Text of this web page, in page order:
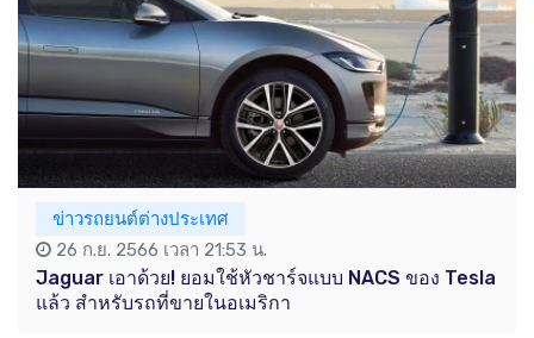
ข่าวรถยนต์ต่างประเทศ
26 ก.ย. 2566 เวลา 21:53 น.
Jaguar เอาด้วย! ยอมใช้หัวชาร์จแบบ NACS ของ Tesla
แล้ว สำหรับรถที่ขายในอเมริกา